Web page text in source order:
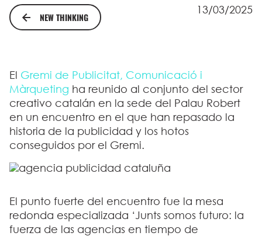
NEW THINKING
13/03/2025
El Gremi de Publicitat, Comunicació i
Màrqueting ha reunido al conjunto del sector
creativo catalán en la sede del Palau Robert
en un encuentro en el que han repasado la
historia de la publicidad y los hotos
conseguidos por el Gremi.
El punto fuerte del encuentro fue la mesa
redonda especializada ‘Junts somos futuro: la
fuerza de las agencias en tiempo de